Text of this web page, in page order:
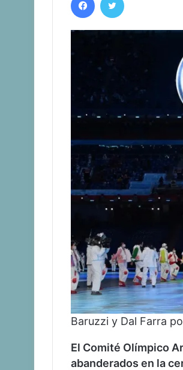
Baruzzi y Dal Farra
El Comité Olímpico
abanderados en la